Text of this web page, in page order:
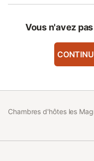
Vous n'avez
Chambres d'hôtes les